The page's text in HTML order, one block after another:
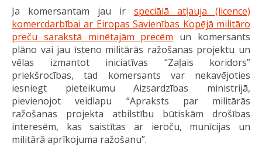
Ja komersantam jau ir speciālā atļauja (licence)
komercdarbībai ar Eiropas Savienības Kopējā militāro
preču sarakstā minētajām precēm un komersants
plāno vai jau īsteno militārās ražošanas projektu un
vēlas izmantot iniciatīvas “Zaļais koridors”
priekšrocības, tad komersants var nekavējoties
iesniegt pieteikumu Aizsardzības ministrijā,
pievienojot veidlapu “Apraksts par militārās
ražošanas projekta atbilstību būtiskām drošības
interesēm, kas saistītas ar ieroču, munīcijas un
militārā aprīkojuma ražošanu”.